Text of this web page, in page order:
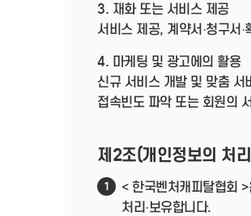
3. 재화 또는 서비스 제공
서비스 제공, 계약서·청구서
4. 마케팅 및 광고에의 활용
신규 서비스 개발 및 맞춤
접속빈도 파악 또는 회원의
제2조(개인정보의 처
1
< 한국벤처캐피탈협회
처리·보유합니다.